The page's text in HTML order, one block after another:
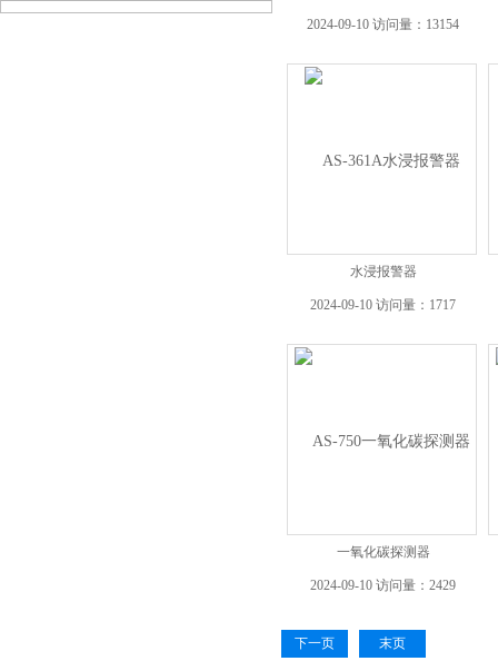
2024-09-10 访问量：13154
水浸报警器
2024-09-10 访问量：1717
一氧化碳探测器
2024-09-10 访问量：2429
下一页 末页